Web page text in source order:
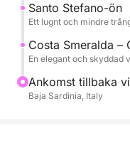
En komplett
skärgårdens
elegans, perfekt för
dag på en båt.
Santo Stefano-ön
Ett lugnt och mindre
Costa Smeralda –
En elegant och skyddad
Ankomst tillbaka
Baja Sardinia, Italy